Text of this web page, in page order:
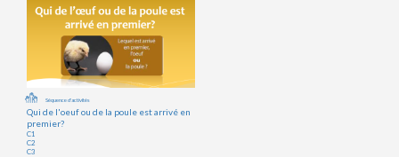
Séquence d'activités
Qui de l'oeuf ou de la poule est arrivé en
premier?
C1
C2
C3